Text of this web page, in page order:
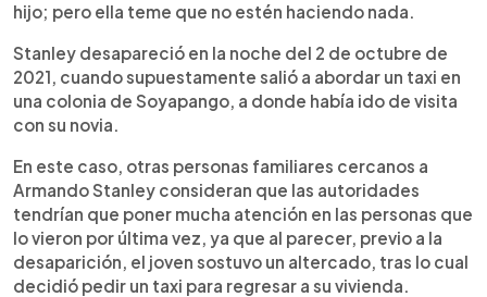
hijo; pero ella teme que no estén haciendo nada.
Stanley desapareció en la noche del 2 de octubre de
2021, cuando supuestamente salió a abordar un taxi en
una colonia de Soyapango, a donde había ido de visita
con su novia.
En este caso, otras personas familiares cercanos a
Armando Stanley consideran que las autoridades
tendrían que poner mucha atención en las personas que
lo vieron por última vez, ya que al parecer, previo a la
desaparición, el joven sostuvo un altercado, tras lo cual
decidió pedir un taxi para regresar a su vivienda.